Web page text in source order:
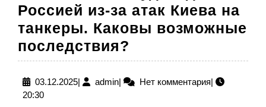
Россией из-за атак Киева на
танкеры. Каковы возможные
последствия?
компания
отказалась
03.12.202503.12.2025
| adminadmin
| Нет комментария|
20:30